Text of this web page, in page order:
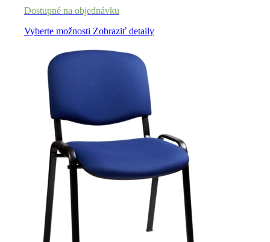
Dostupné na objednávku
Vyberte možnosti Zobraziť detaily